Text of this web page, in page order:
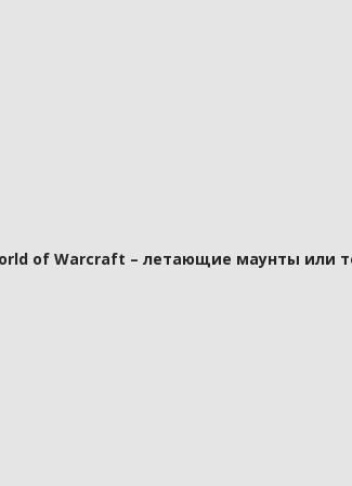
of Warcraft – летающие маунты или